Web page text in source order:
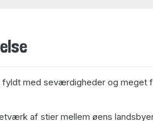
fyldt med seværdigheder og meget
af stier mellem øens